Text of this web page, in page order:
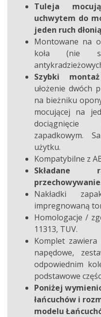
Tuleja
uchwytem do
jeden ruch
Montowane na
koła (nie
Szybki
ułożenie dwóch
na bieżniku
mocującej na
dociągnięcie
zapadkowym.
użytku.
Kompatybilne z
Składane
Nakładki
impregnowaną
Homologacje /
11313, TUV.
Komplet zawiera
napędowe,
odpowiednim
podstawowe
Poniżej
łańcuchów i
modelu